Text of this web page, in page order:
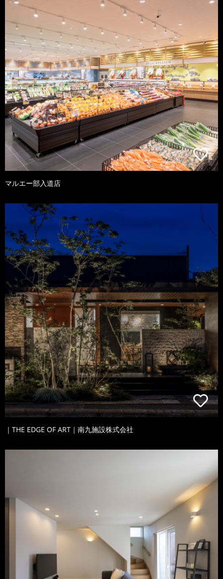
マルエー部入道店
｜THE EDGE OF ART｜南九施設株式会社